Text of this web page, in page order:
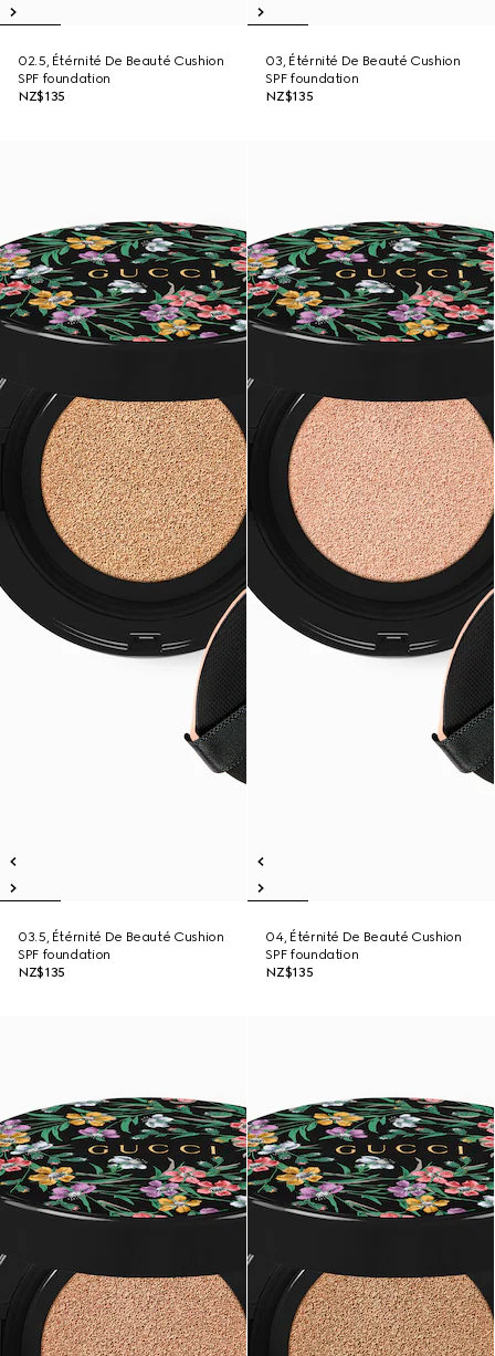
02.5, Étérnité De Beauté Cushion
SPF foundation
NZ$135
03, Étérnité De Beauté Cushion
SPF foundation
NZ$135
03.5, Étérnité De Beauté Cushion
SPF foundation
NZ$135
04, Étérnité De Beauté Cushion
SPF foundation
NZ$135